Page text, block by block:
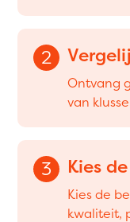
2
Ontvang
van
3 Kies
Kies de
kwaliteit,